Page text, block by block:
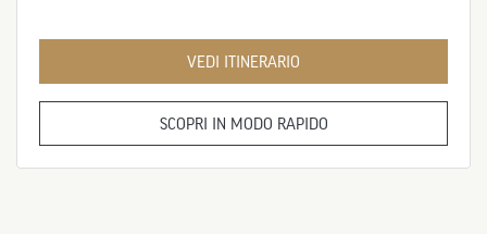
VEDI ITINERARIO
SCOPRI IN MODO RAPIDO